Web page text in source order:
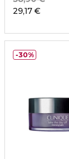
29,17 €
30%